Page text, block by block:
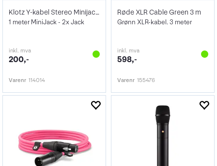
Klotz Y-kabel Stereo Minijack - X2 Jack
1 meter MiniJack - 2x Jack
inkl. mva
200,-
Varenr 114014
Røde XLR Cable Green 3 m
Grønn XLR-kabel. 3 meter
inkl. mva
598,-
Varenr 155476